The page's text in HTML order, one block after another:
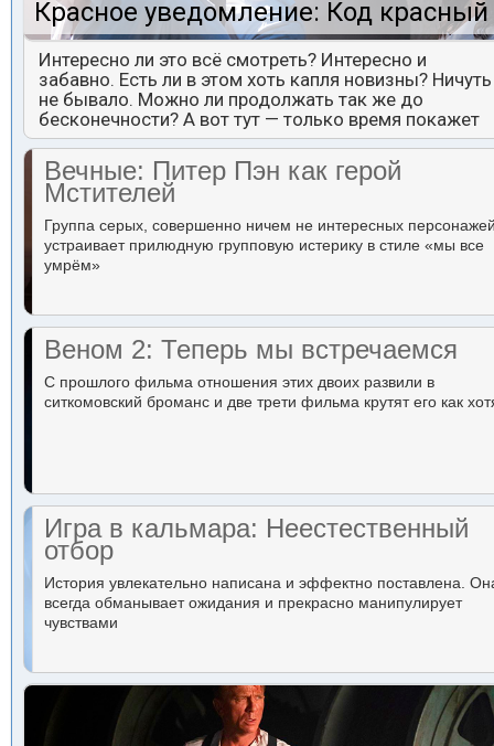
Красное уведомление: Код красный
Интересно ли это всё смотреть? Интересно и
забавно. Есть ли в этом хоть капля новизны? Ничуть
не бывало. Можно ли продолжать так же до
бесконечности? А вот тут — только время покажет
Вечные: Питер Пэн как герой
Мстителей
Группа серых, совершенно ничем не интересных
устраивает прилюдную групповую истерику в стиле «мы все
умрём»
Веном 2: Теперь мы встречаемся
С прошлого фильма отношения этих двоих развили в
ситкомовский броманс и две трети фильма крутят его как
Игра в кальмара: Неестественный
отбор
История увлекательно написана и эффектно поставлена.
всегда обманывает ожидания и прекрасно манипулирует
чувствами